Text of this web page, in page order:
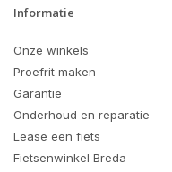
Informatie
Onze winkels
Proefrit maken
Garantie
Onderhoud en reparatie
Lease een fiets
Fietsenwinkel Breda